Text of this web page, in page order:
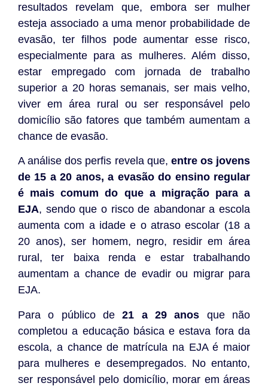
resultados revelam que, embora ser mulher
esteja associado a uma menor probabilidade de
evasão, ter filhos pode aumentar esse risco,
especialmente para as mulheres. Além disso,
estar empregado com jornada de trabalho
superior a 20 horas semanais, ser mais velho,
viver em área rural ou ser responsável pelo
domicílio são fatores que também aumentam a
chance de evasão.
A análise dos perfis revela que, entre os jovens
de 15 a 20 anos, a evasão do ensino regular
é mais comum do que a migração para a
EJA, sendo que o risco de abandonar a escola
aumenta com a idade e o atraso escolar (18 a
20 anos), ser homem, negro, residir em área
rural, ter baixa renda e estar trabalhando
aumentam a chance de evadir ou migrar para
EJA.
Para o público de 21 a 29 anos que não
completou a educação básica e estava fora da
escola, a chance de matrícula na EJA é maior
para mulheres e desempregados. No entanto,
ser responsável pelo domicílio, morar em áreas